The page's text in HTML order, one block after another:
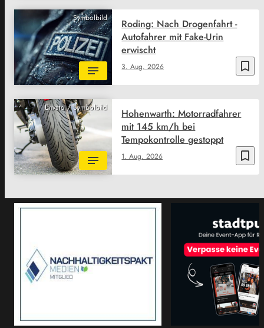
Symbolbild
bookmark_border
3. Aug. 2026
Roding: Nach Drogenfahrt -
Autofahrer mit Fake-Urin
erwischt
Envato / Symbolbild
bookmark_border
1. Aug. 2026
Hohenwarth: Motorradfahrer
mit 145 km/h bei
Tempokontrolle gestoppt